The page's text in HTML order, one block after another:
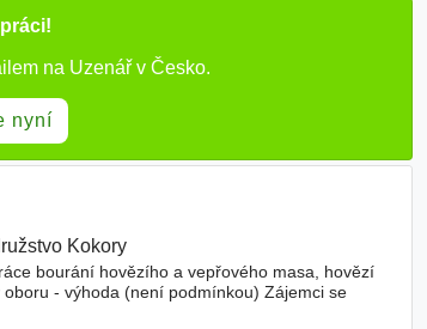
na Uzenář v Česko.
nyní
Kokory|
bourání hovězího a vepřového masa, hovězí
- výhoda (není podmínkou) Zájemci se